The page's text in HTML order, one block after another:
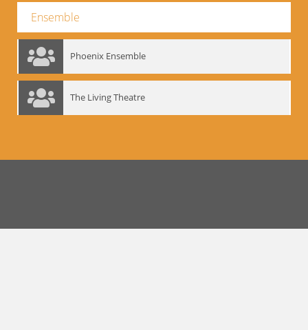
Ensemble
Phoenix Ensemble
The Living Theatre